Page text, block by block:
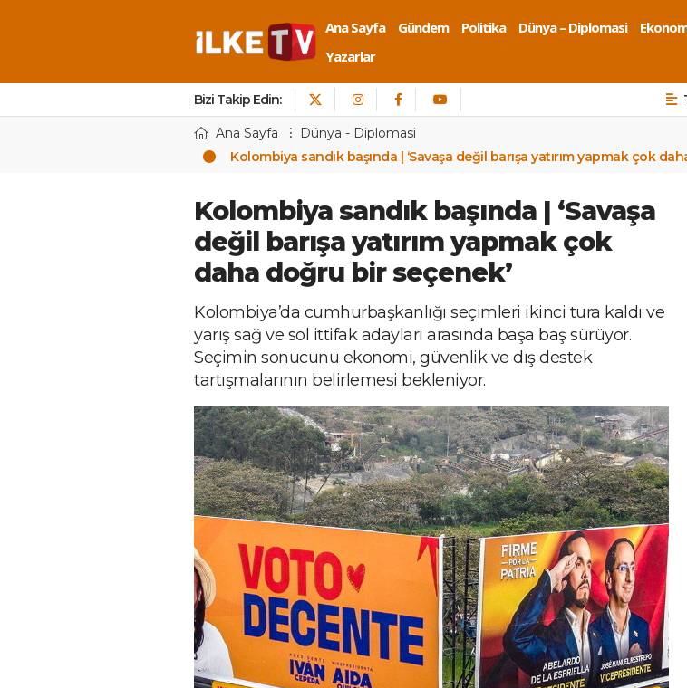
Ana Sayfa Gündem Politika Dünya – Diplomasi
Yazarlar
Bizi Takip Edin:
Ana Sayfa
Dünya - Diplomasi
Kolombiya sandık başında | ‘Savaşa değil barışa yatırım yapmak çok
Kolombiya sandık başında | ‘Savaşa
değil barışa yatırım yapmak çok
daha doğru bir seçenek’
Kolombiya’da cumhurbaşkanlığı seçimleri ikinci tura kaldı ve
yarış sağ ve sol ittifak adayları arasında başa baş sürüyor.
Seçimin sonucunu ekonomi, güvenlik ve dış destek
tartışmalarının belirlemesi bekleniyor.